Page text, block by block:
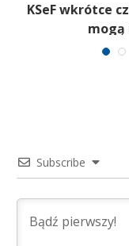
KSeF wkrótce
mogą
Subscribe